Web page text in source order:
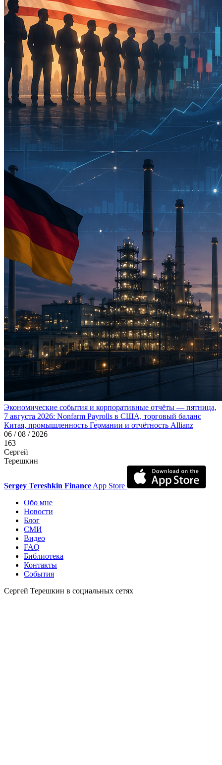
Экономические события и корпоративные отчёты — пятница,
7 августа 2026: Nonfarm Payrolls в США, торговый баланс
Китая, промышленность Германии и отчётность Allianz
06 / 08 / 2026
163
Сергей
Терешкин
Sergey Tereshkin Finance App Store
Обо мне
Новости
Блог
СМИ
Видео
FAQ
Библиотека
Контакты
События
Сергей Терешкин в социальных сетях